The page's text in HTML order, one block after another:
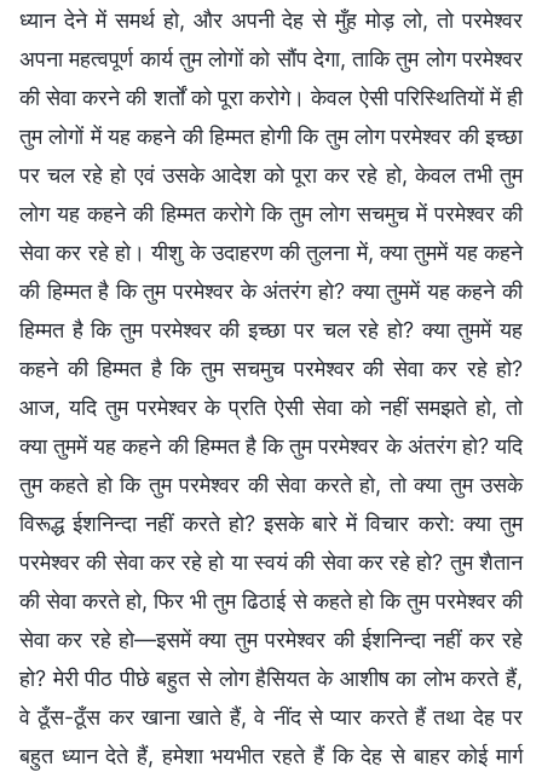
ध्यान देने में समर्थ हो, और अपनी देह से मुँह मोड़ लो, तो परमेश्वर
अपना महत्वपूर्ण कार्य तुम लोगों को सौंप देगा, ताकि तुम लोग परमेश्वर
की सेवा करने की शर्तों को पूरा करोगे। केवल ऐसी परिस्थितियों में ही
तुम लोगों में यह कहने की हिम्मत होगी कि तुम लोग परमेश्वर की इच्छा
पर चल रहे हो एवं उसके आदेश को पूरा कर रहे हो, केवल तभी तुम
लोग यह कहने की हिम्मत करोगे कि तुम लोग सचमुच में परमेश्वर की
सेवा कर रहे हो। यीशु के उदाहरण की तुलना में, क्या तुममें यह कहने
की हिम्मत है कि तुम परमेश्वर के अंतरंग हो? क्या तुममें यह कहने की
हिम्मत है कि तुम परमेश्वर की इच्छा पर चल रहे हो? क्या तुममें यह
कहने की हिम्मत है कि तुम सचमुच परमेश्वर की सेवा कर रहे हो?
आज, यदि तुम परमेश्वर के प्रति ऐसी सेवा को नहीं समझते हो, तो
क्या तुममें यह कहने की हिम्मत है कि तुम परमेश्वर के अंतरंग हो? यदि
तुम कहते हो कि तुम परमेश्वर की सेवा करते हो, तो क्या तुम उसके
विरूद्ध ईशनिन्दा नहीं करते हो? इसके बारे में विचार करो: क्या तुम
परमेश्वर की सेवा कर रहे हो या स्वयं की सेवा कर रहे हो? तुम शैतान
की सेवा करते हो, फिर भी तुम ढिठाई से कहते हो कि तुम परमेश्वर की
सेवा कर रहे हो—इसमें क्या तुम परमेश्वर की ईशनिन्दा नहीं कर रहे
हो? मेरी पीठ पीछे बहुत से लोग हैसियत के आशीष का लोभ करते हैं,
वे ठूँस-ठूँस कर खाना खाते हैं, वे नींद से प्यार करते हैं तथा देह पर
बहुत ध्यान देते हैं, हमेशा भयभीत रहते हैं कि देह से बाहर कोई मार्ग